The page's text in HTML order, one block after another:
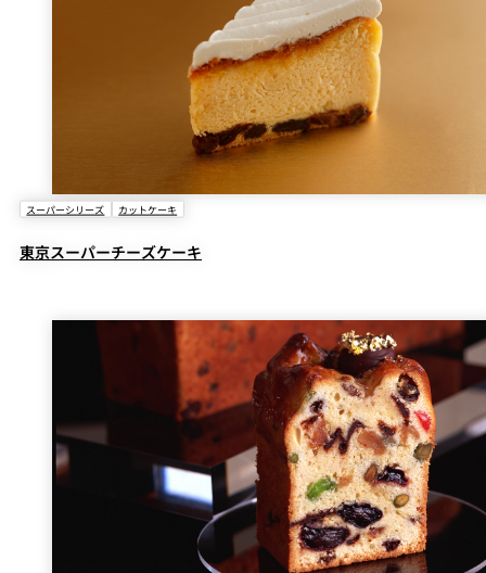
スーパーシリーズ カットケーキ
東京スーパーチーズケーキ